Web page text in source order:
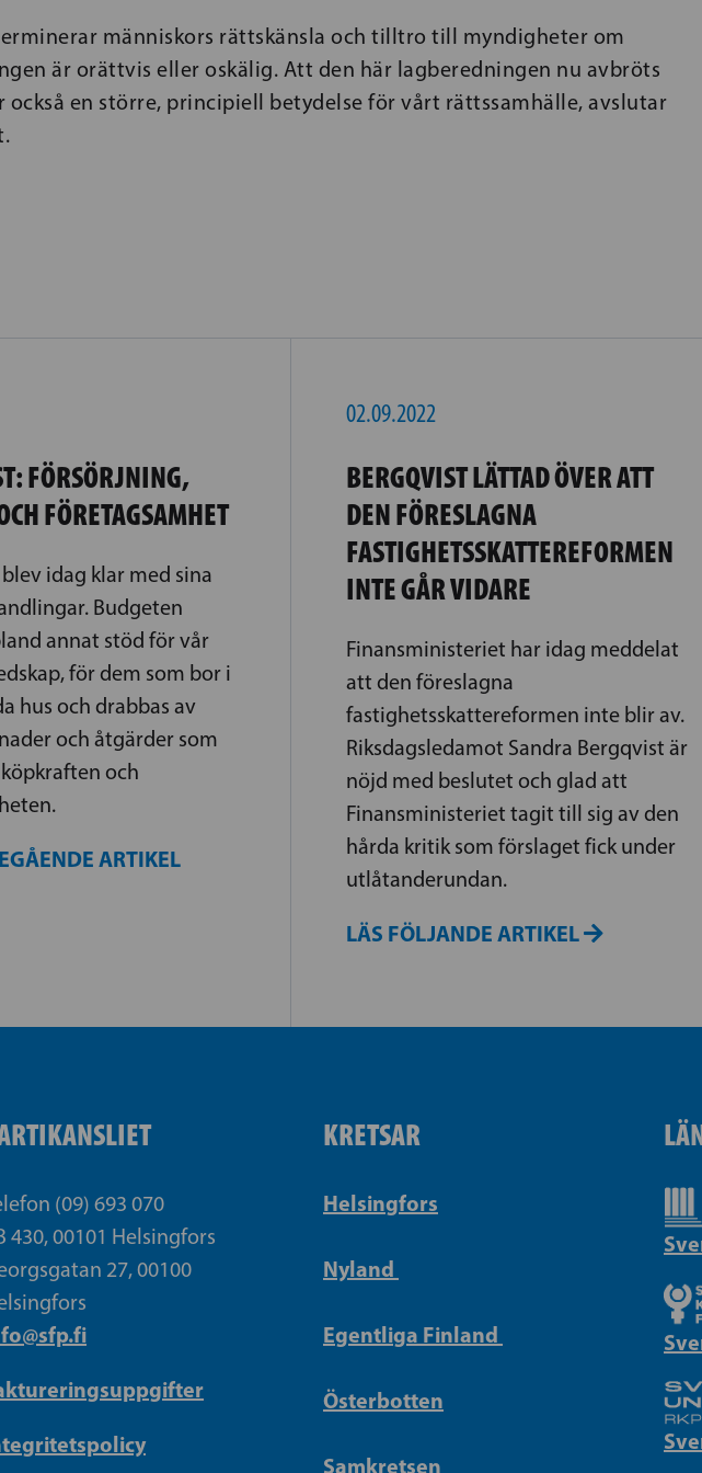
människors rättskänsla och tilltro till myndigheter om
är orättvis eller oskälig. Att den här lagberedningen nu avbröts
också en större, principiell betydelse för vårt rättssamhälle, avslutar
FÖRSÖRJNING,
FÖRETAGSAMHET
idag klar med sina
Budgeten
annat stöd för vår
för dem som bor i
hus och drabbas av
och åtgärder som
och
ARTIKEL
02.09.2022
BERGQVIST LÄTTAD ÖVER ATT
DEN FÖRESLAGNA
FASTIGHETSSKATTEREFORMEN
INTE GÅR VIDARE
Finansministeriet har idag meddelat
att den föreslagna
fastighetsskattereformen inte blir av.
Riksdagsledamot Sandra Bergqvist är
nöjd med beslutet och glad att
Finansministeriet tagit till sig av den
hårda kritik som förslaget fick under
utlåtanderundan.
LÄS FÖLJANDE ARTIKEL
(09) 693 070
430, 00101 Helsingfors
27, 00100
KRETSAR
Helsingfors
Nyland
Egentliga Finland
Österbotten
Samkretsen